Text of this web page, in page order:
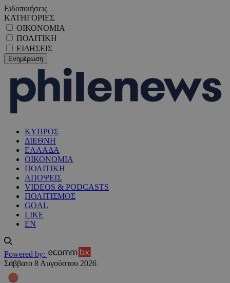
Ειδοποιήσεις
ΚΑΤΗΓΟΡΙΕΣ
ΟΙΚΟΝΟΜΙΑ
ΠΟΛΙΤΙΚΗ
ΕΙΔΗΣΕΙΣ
ΚΥΠΡΟΣ
ΔΙΕΘΝΗ
ΕΛΛΑΔΑ
ΟΙΚΟΝΟΜΙΑ
ΠΟΛΙΤΙΚΗ
ΑΠΟΨΕΙΣ
VIDEOS & PODCASTS
ΠΟΛΙΤΙΣΜΟΣ
GOAL
LIKE
EN
Powered by:
Σάββατο 8 Αυγούστου 2026